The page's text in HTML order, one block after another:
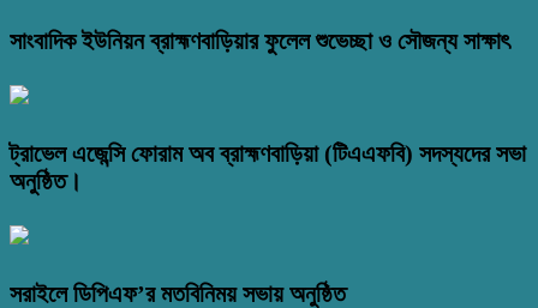
সাংবাদিক ইউনিয়ন ব্রাহ্মণবাড়িয়ার ফুলেল শুভেচ্ছা ও সৌজন্য সাক্ষাৎ
ট্রাভেল এজেন্সি ফোরাম অব ব্রাহ্মণবাড়িয়া (টিএএফবি) সদস্যদের সভা
অনুষ্ঠিত।
সরাইলে ডিপিএফ’র মতবিনিময় সভায় অনুষ্ঠিত